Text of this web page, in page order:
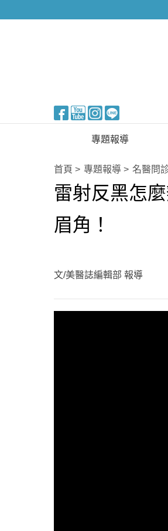
專題報導
新知快訊
醫美整形
保健醫療
首頁 專題報導 名醫問
雷射反黑怎
眉角！
文/美醫誌編輯部 報導